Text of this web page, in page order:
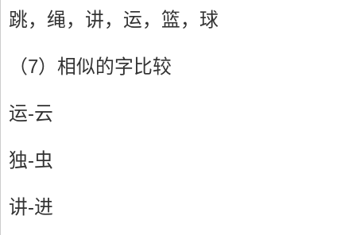
跳，绳，讲，运，篮，球
（7）相似的字比较
运-云
独-虫
讲-进